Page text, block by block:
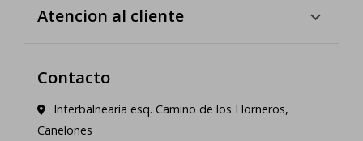
Atencion al cliente
Contacto
Interbalnearia esq. Camino de los Horneros,
Canelones